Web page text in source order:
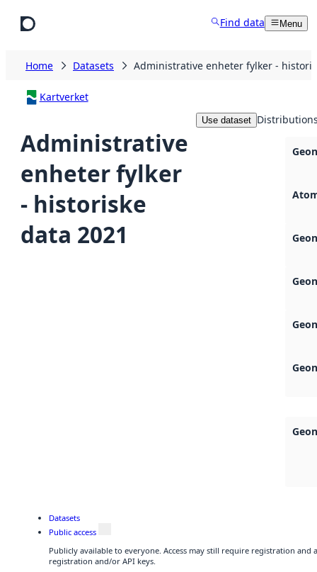
Find data Menu
Home Datasets Administrative enheter fylker -
Kartverket
Administrative
enheter fylker
- historiske
data 2021
Use dataset
Datasets
Public access
Publicly available to everyone. Access may still require registration and
registration and/or API keys.